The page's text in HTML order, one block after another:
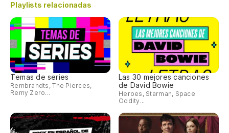
Playlists relacionadas
Temas de series
Rembrandts, The Pierces,
Remy Zero...
Las 30 mejores canciones
de David Bowie
Heroes, Starman, Space
Oddity...